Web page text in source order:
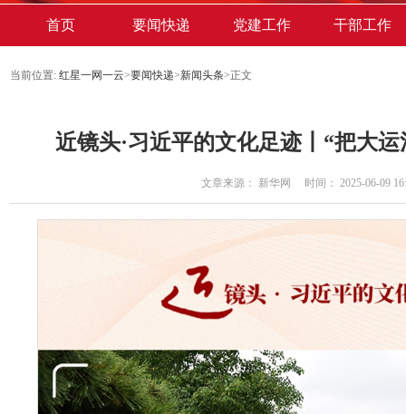
首页 要闻快递 党建工作 干部工作
当前位置: 红星一网一云>要闻快递>新闻头条>正文
近镜头·习近平的文化足迹丨“把大
文章来源： 新华网 时间： 2025-06-09